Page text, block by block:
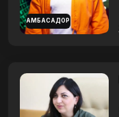
АМБАСАДОР